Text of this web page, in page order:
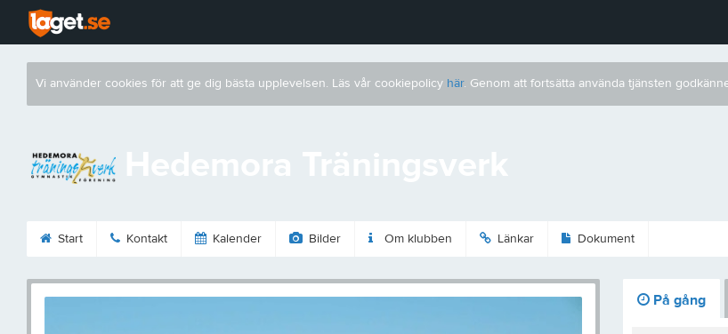
Vi använder cookies för att ge dig bästa upplevelsen. Läs vår cookiepolicy här. Genom att fortsätta använda tjänsten
Start Kontakt Kalender Bilder Om klubben Länkar Dokument
På gång